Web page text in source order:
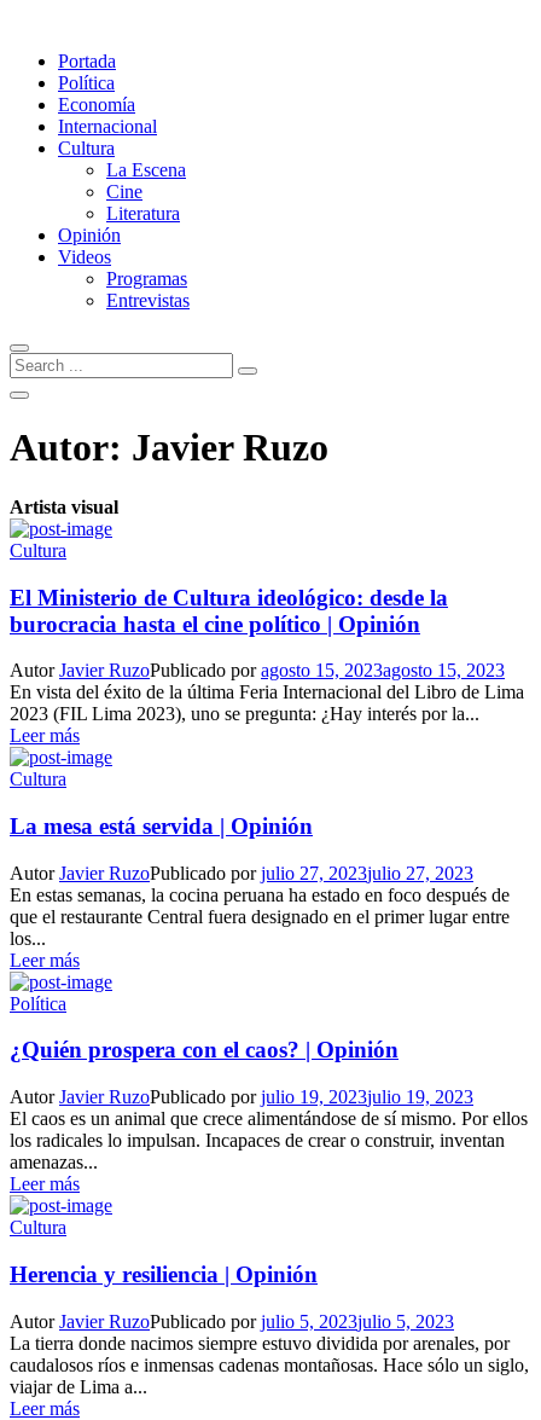
Portada
Política
Economía
Internacional
Cultura
La Escena
Cine
Literatura
Opinión
Videos
Programas
Entrevistas
Autor: Javier Ruzo
Artista visual
Cultura
El Ministerio de Cultura ideológico: desde la
burocracia hasta el cine político | Opinión
AutorJavier RuzoPublicado poragosto 15, 2023agosto 15, 2023
En vista del éxito de la última Feria Internacional del Libro de Lima
2023 (FIL Lima 2023), uno se pregunta: ¿Hay interés por la...
Leer más
Cultura
La mesa está servida | Opinión
AutorJavier RuzoPublicado porjulio 27, 2023julio 27, 2023
En estas semanas, la cocina peruana ha estado en foco después de
que el restaurante Central fuera designado en el primer lugar entre
los...
Leer más
Política
¿Quién prospera con el caos? | Opinión
AutorJavier RuzoPublicado porjulio 19, 2023julio 19, 2023
El caos es un animal que crece alimentándose de sí mismo. Por ellos
los radicales lo impulsan. Incapaces de crear o construir, inventan
amenazas...
Leer más
Cultura
Herencia y resiliencia | Opinión
AutorJavier RuzoPublicado porjulio 5, 2023julio 5, 2023
La tierra donde nacimos siempre estuvo dividida por arenales, por
caudalosos ríos e inmensas cadenas montañosas. Hace sólo un siglo,
viajar de Lima a...
Leer más